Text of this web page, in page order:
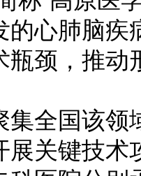
的心肺脑
瓶颈，推
全国该领
展关键技